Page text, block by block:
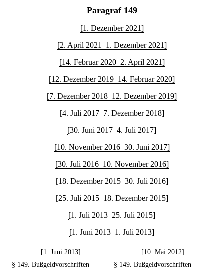
Paragraf 149
[1. Dezember 2021]
[2. April 2021–1. Dezember 2021]
[14. Februar 2020–2. April 2021]
[12. Dezember 2019–14. Februar 2020]
[7. Dezember 2018–12. Dezember 2019]
[4. Juli 2017–7. Dezember 2018]
[30. Juni 2017–4. Juli 2017]
[10. November 2016–30. Juni 2017]
[30. Juli 2016–10. November 2016]
[18. Dezember 2015–30. Juli 2016]
[25. Juli 2015–18. Dezember 2015]
[1. Juli 2013–25. Juli 2015]
[1. Juni 2013–1. Juli 2013]
[1. Juni 2013]
[10. Mai 2012]
§ 149. Bußgeldvorschriften
§ 149. Bußgeldvorschriften